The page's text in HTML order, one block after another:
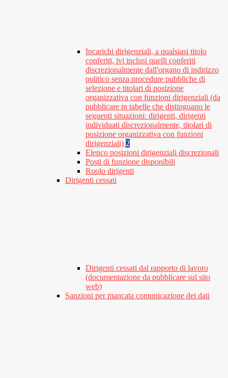
Incarichi dirigenziali, a qualsiasi titolo
conferiti, ivi inclusi quelli conferiti
discrezionalmente dall'organo di indirizzo
politico senza procedure pubbliche di
selezione e titolari di posizione
organizzativa con funzioni dirigenziali (da
pubblicare in tabelle che distinguano le
seguenti situazioni: dirigenti, dirigenti
individuati discrezionalmente, titolari di
posizione organizzativa con funzioni
dirigenziali) 2
Elenco posizioni dirigenziali discrezionali
Posti di funzione disponibili
Ruolo dirigenti
Dirigenti cessati
Dirigenti cessati dal rapporto di lavoro
(documentazione da pubblicare sul sito
web)
Sanzioni per mancata comunicazione dei dati